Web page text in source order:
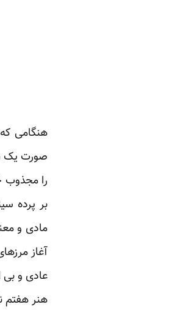
صورت یک
را مجذوب
بر پرده
مادی و
آغاز
عادی و
هنر هفتم